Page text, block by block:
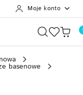
Moje konto
basenowe